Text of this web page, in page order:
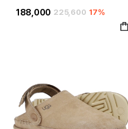
188,000 225,600 17%